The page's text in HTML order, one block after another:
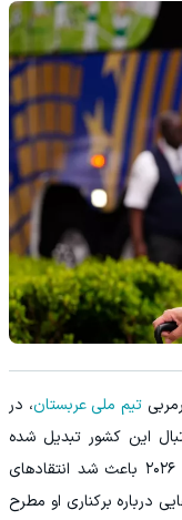
تیم ملی عربستان، در
این کشور تبدیل شده
است. حذف ناامیدکننده عربستان از جام جهانی ۲۰۲۶ باعث شد انتقادهای
درباره برکناری او مطرح